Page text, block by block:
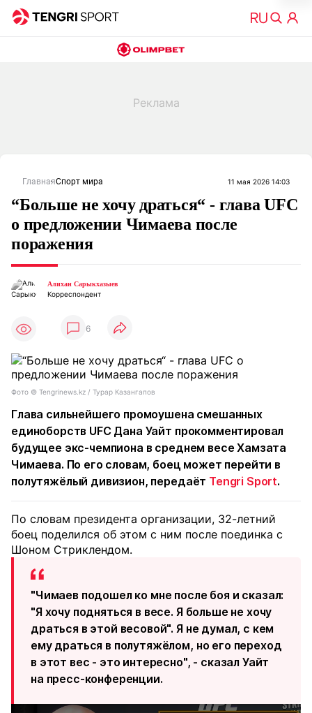
ГлавнаяСпорт мира 11 мая 2026 14:03
“Больше не хочу драться“ - глава UFC
о предложении Чимаева после
поражения
Алихан Сарыкхазыев
Корреспондент
6
Фото © Tengrinews.kz / Турар Казангапов
Глава сильнейшего промоушена смешанных
единоборств UFC Дана Уайт прокомментировал
будущее экс-чемпиона в среднем весе Хамзата
Чимаева. По его словам, боец может перейти в
полутяжёлый дивизион, передаёт Tengri Sport.
По словам президента организации, 32-летний
боец поделился об этом с ним после поединка с
Шоном Стриклендом.
"Чимаев подошел ко мне после боя и сказал:
"Я хочу подняться в весе. Я больше не хочу
драться в этой весовой". Я не думал, с кем
ему драться в полутяжёлом, но его переход
в этот вес - это интересно", - сказал Уайт
на пресс-конференции.